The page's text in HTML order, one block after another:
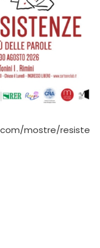
mostre/resiste